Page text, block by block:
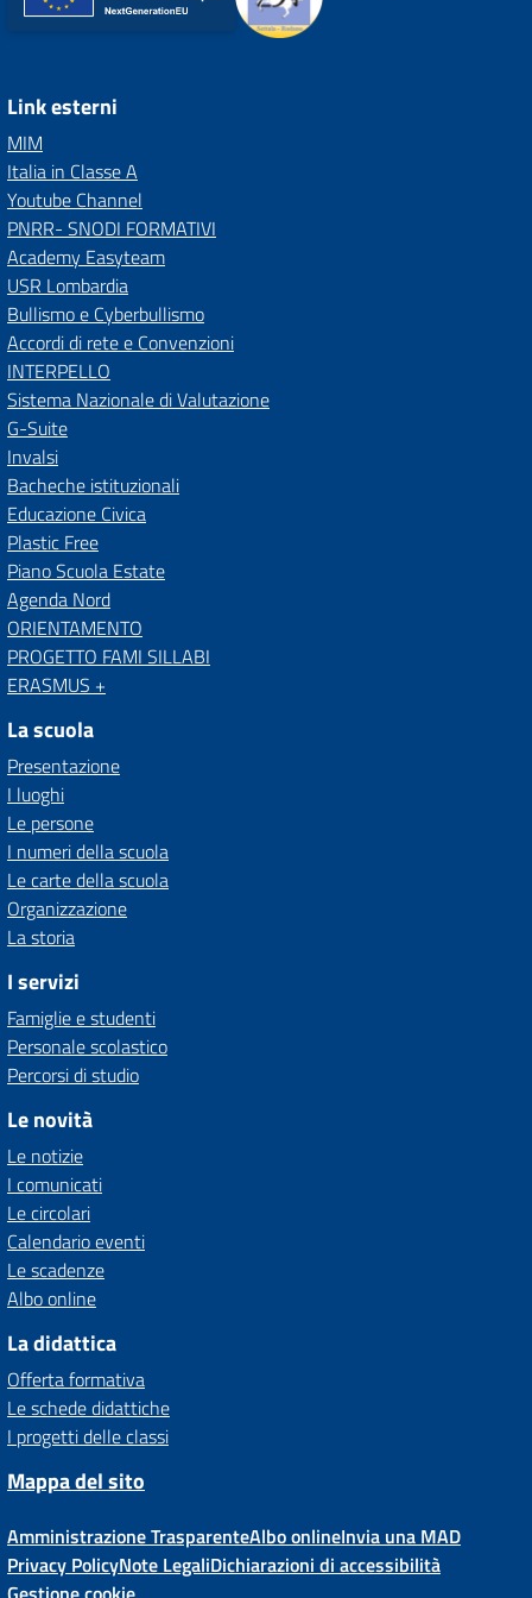
Link esterni
MIM
Italia in Classe A
Youtube Channel
PNRR- SNODI FORMATIVI
Academy Easyteam
USR Lombardia
Bullismo e Cyberbullismo
Accordi di rete e Convenzioni
INTERPELLO
Sistema Nazionale di Valutazione
G-Suite
Invalsi
Bacheche istituzionali
Educazione Civica
Plastic Free
Piano Scuola Estate
Agenda Nord
ORIENTAMENTO
PROGETTO FAMI SILLABI
ERASMUS +
La scuola
Presentazione
I luoghi
Le persone
I numeri della scuola
Le carte della scuola
Organizzazione
La storia
I servizi
Famiglie e studenti
Personale scolastico
Percorsi di studio
Le novità
Le notizie
I comunicati
Le circolari
Calendario eventi
Le scadenze
Albo online
La didattica
Offerta formativa
Le schede didattiche
I progetti delle classi
Mappa del sito
Amministrazione TrasparenteAlbo onlineInvia una MAD
Privacy PolicyNote LegaliDichiarazioni di accessibilità